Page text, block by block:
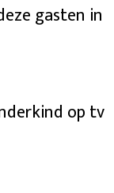
gasten in
op tv